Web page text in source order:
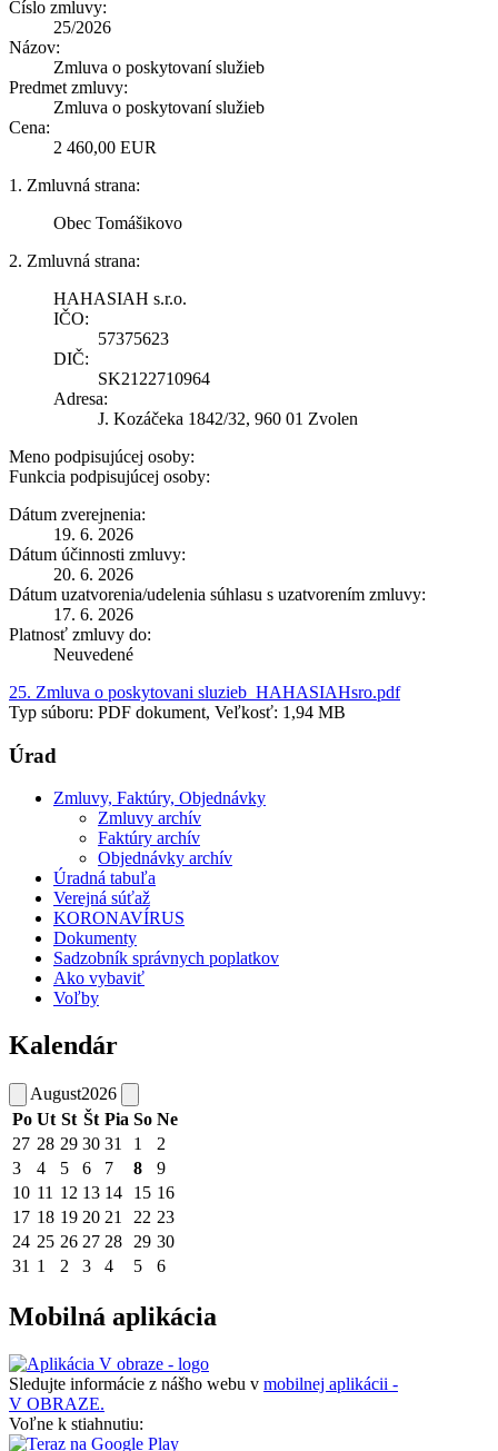
Číslo zmluvy:
25/2026
Názov:
Zmluva o poskytovaní služieb
Predmet zmluvy:
Zmluva o poskytovaní služieb
Cena:
2 460,00 EUR
1. Zmluvná strana:
Obec Tomášikovo
2. Zmluvná strana:
HAHASIAH s.r.o.
IČO:
57375623
DIČ:
SK2122710964
Adresa:
J. Kozáčeka 1842/32, 960 01 Zvolen
Meno podpisujúcej osoby:
Funkcia podpisujúcej osoby:
Dátum zverejnenia:
19. 6. 2026
Dátum účinnosti zmluvy:
20. 6. 2026
Dátum uzatvorenia/udelenia súhlasu s uzatvorením zmluvy:
17. 6. 2026
Platnosť zmluvy do:
Neuvedené
25. Zmluva o poskytovani sluzieb_HAHASIAHsro.pdf
Typ súboru: PDF dokument, Veľkosť: 1,94 MB
Úrad
Zmluvy, Faktúry, Objednávky
Zmluvy archív
Faktúry archív
Objednávky archív
Úradná tabuľa
Verejná súťaž
KORONAVÍRUS
Dokumenty
Sadzobník správnych poplatkov
Ako vybaviť
Voľby
Kalendár
August2026
Po Ut St Št Pia So Ne
27 28 29 30 31 1
2
3
4 5 6 7 8
9
10 11 12 13 14 15 16
17 18 19 20 21 22 23
24 25 26 27 28 29 30
31 1 2 3 4 5 6
Mobilná aplikácia
Sledujte informácie z nášho webu v mobilnej aplikácii -
V OBRAZE.
Voľne k stiahnutiu: